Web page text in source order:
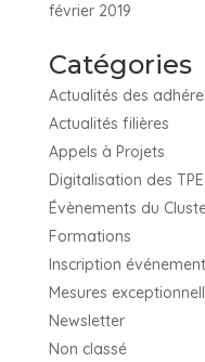
février 2019
Catégories
Actualités des
Actualités filières
Appels à Projets
Digitalisation des TPE
Évènements du
Formations
Inscription événement
Mesures
Newsletter
Non classé